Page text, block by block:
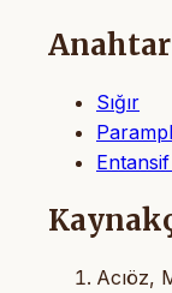
Sığır
Acıöz,